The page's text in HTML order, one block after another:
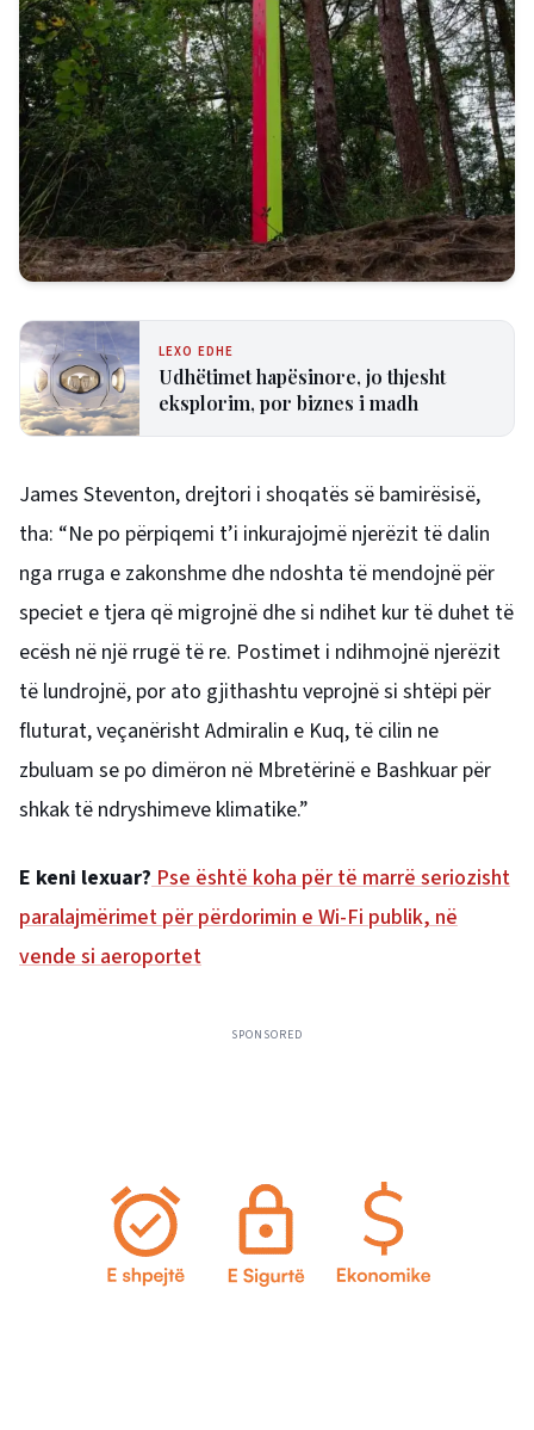
LEXO EDHE
Udhëtimet hapësinore, jo thjesht
eksplorim, por biznes i madh
James Steventon, drejtori i shoqatës së bamirësisë,
tha: “Ne po përpiqemi t’i inkurajojmë njerëzit të dalin
nga rruga e zakonshme dhe ndoshta të mendojnë për
speciet e tjera që migrojnë dhe si ndihet kur të duhet të
ecësh në një rrugë të re. Postimet i ndihmojnë njerëzit
të lundrojnë, por ato gjithashtu veprojnë si shtëpi për
fluturat, veçanërisht Admiralin e Kuq, të cilin ne
zbuluam se po dimëron në Mbretërinë e Bashkuar për
shkak të ndryshimeve klimatike.”
E keni lexuar? Pse është koha për të marrë seriozisht
paralajmërimet për përdorimin e Wi-Fi publik, në
vende si aeroportet
SPONSORED